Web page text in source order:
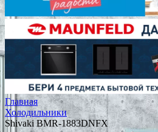
Главная
Холодильники
Shivaki BMR-1883DNFX